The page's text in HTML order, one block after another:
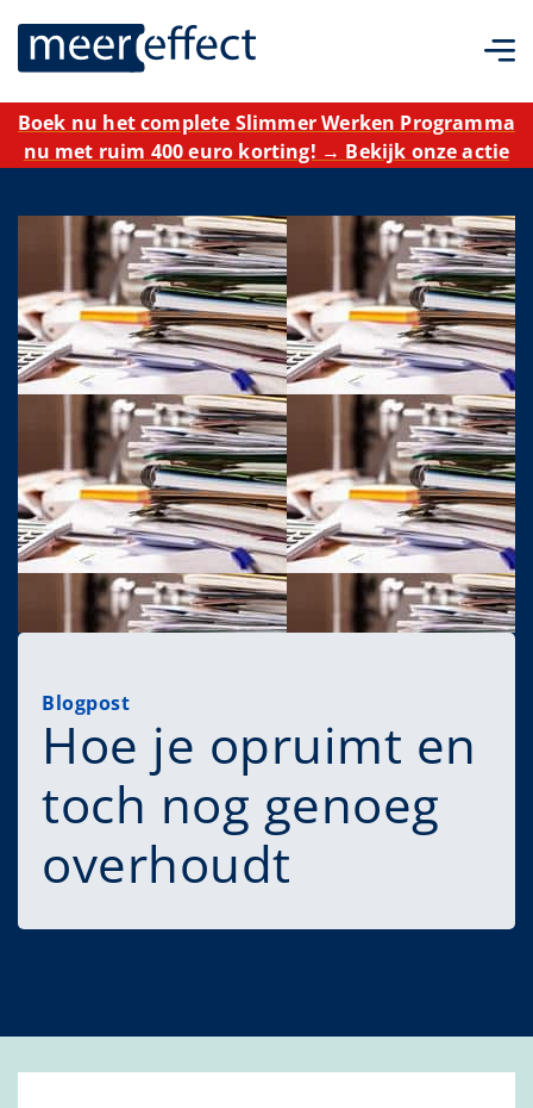
Boek nu het complete Slimmer Werken Programma
nu met ruim 400 euro korting! → Bekijk onze actie
Blogpost
Hoe je opruimt en
toch nog genoeg
overhoudt